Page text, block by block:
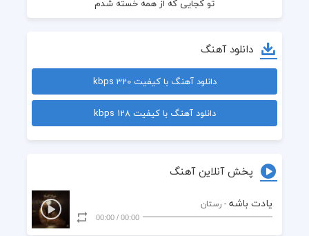
تو خوابمم کنار تو ام
غمت زده به ریشه‌ی من
دانلود آهنگ
دانلود آهنگ با کیفیت 320 kbps
دانلود آهنگ با کیفیت 128 kbps
پخش آنلاین آهنگ
یادت باشه - رستان
00:00
/
00:00